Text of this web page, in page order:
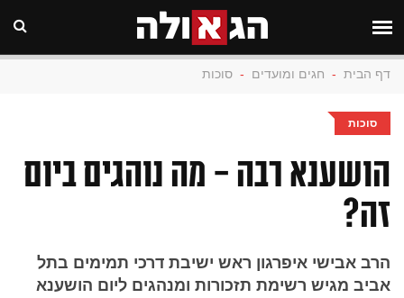
דף הבית - חגים ומועדים - סוכות
סוכות
הושענא רבה - מה נוהגים ביום
זה?
הרב אבישי איפרגון ראש ישיבת דרכי תמימים בתל
אביב מגיש רשימת תזכורות ומנהגים ליום הושענא